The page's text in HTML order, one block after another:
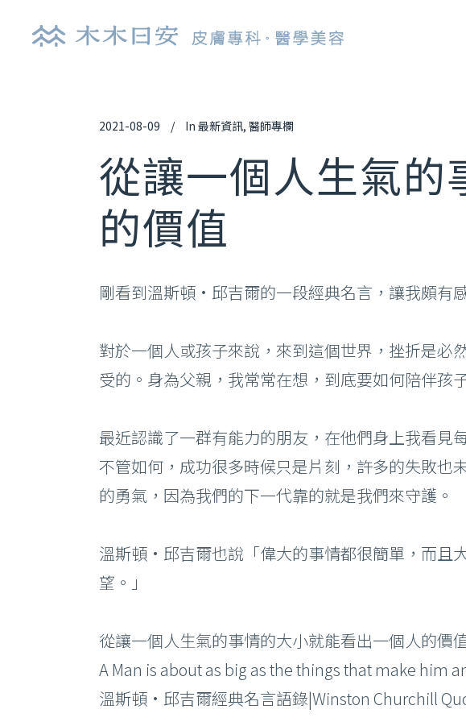
鉺雅鉻雷射
UP雷射
染料雷射
清新光雷射
–
玻尿酸
白皙微針注射
鳳凰電波
海芙音波
臉部雷射 術前後注意事
刺青雷射 術前後注意事
ＵＰ/ 鉺雅鉻 術前後注意
2021-08-09 In 最新資訊, 醫師專欄
從讓一個人生氣的
的價值
剛看到溫斯頓·邱吉爾的一段經典名言，讓我頗有
對於一個人或孩子來說，來到這個世界，挫折是必
受的。身為父親，我常常在想，到底要如何陪伴孩
最近認識了一群有能力的朋友，在他們身上我看見
不管如何，成功很多時候只是片刻，許多的失敗也
的勇氣，因為我們的下一代靠的就是我們來守護。
溫斯頓·邱吉爾也說「偉大的事情都很簡單，而且
望。」
從讓一個人生氣的事情的大小就能看出一個人的價
A Man is about as big as the things that make him
溫斯頓·邱吉爾經典名言語錄|Winston Churchill